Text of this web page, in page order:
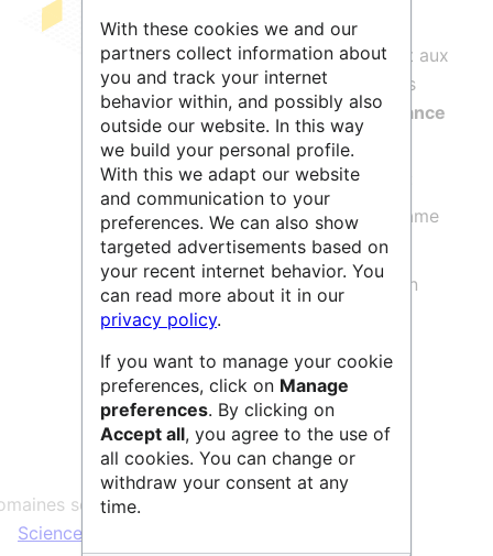
Radars MF est un portail d'accès aux
donnéesqui permet aux chercheurs et aux
enseignants de formuler des demandes
pour les 4 produits RADAR Météo-France
archivés dansAERIS .
L’archive AERIS contient les 4 produits:
Mosaïque COMEPHORE de Cumul Lame
d’Eau Horaire
Mosaïque de Cumul Lame d’Eau 5min
Données radiales brutes Double-
Polarisation
Données radiales brutes Simple-
Polarisation
scientifiques :
Sciences & Technologies
With these cookies we and our
partners collect information about
you and track your internet
behavior within, and possibly also
outside our website. In this way
we build your personal profile.
With this we adapt our website
and communication to your
preferences. We can also show
targeted advertisements based on
your recent internet behavior. You
can read more about it in our
privacy policy.
If you want to manage your cookie
preferences, click on Manage
preferences. By clicking on
Accept all, you agree to the use of
all cookies. You can change or
withdraw your consent at any
time.